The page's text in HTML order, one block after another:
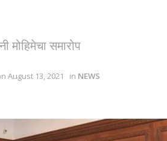
मोहिमेचा समारोप
August 13, 2021 in NEWS